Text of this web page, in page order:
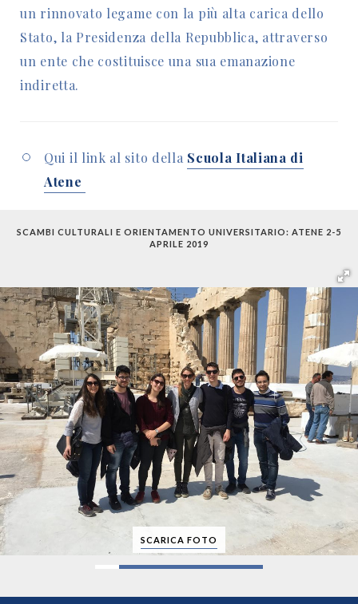
un rinnovato legame con la più alta carica dello
Stato, la Presidenza della Repubblica, attraverso
un ente che costituisce una sua emanazione
indiretta.
Qui il link al sito della Scuola Italiana di
Atene
SCAMBI CULTURALI E ORIENTAMENTO UNIVERSITARIO: ATENE 2-5
APRILE 2019
SCARICA FOTO